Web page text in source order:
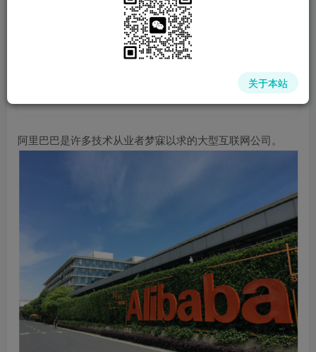
📌 1000➕互联网副业项目教程，更多网赚项目，点击以下
链接进入本站首页：
中赚网 - 分享各大收费VIP网赚项目和创业教程 - 狂人资源
阿里巴巴是许多技术从业者梦寐以求的大型互联网公司。
关于本站